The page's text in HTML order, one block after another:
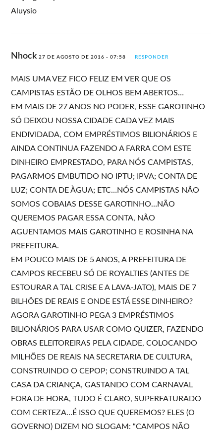
Aluysio
Nhock27 DE AGOSTO DE 2016 - 07:58 RESPONDER
MAIS UMA VEZ FICO FELIZ EM VER QUE OS
CAMPISTAS ESTÃO DE OLHOS BEM ABERTOS…
EM MAIS DE 27 ANOS NO PODER, ESSE GAROTINHO
SÓ DEIXOU NOSSA CIDADE CADA VEZ MAIS
ENDIVIDADA, COM EMPRÉSTIMOS BILIONÁRIOS E
AINDA CONTINUA FAZENDO A FARRA COM ESTE
DINHEIRO EMPRESTADO, PARA NÓS CAMPISTAS,
PAGARMOS EMBUTIDO NO IPTU; IPVA; CONTA DE
LUZ; CONTA DE ÀGUA; ETC…NÓS CAMPISTAS NÃO
SOMOS COBAIAS DESSE GAROTINHO…NÃO
QUEREMOS PAGAR ESSA CONTA, NÃO
AGUENTAMOS MAIS GAROTINHO E ROSINHA NA
PREFEITURA.
EM POUCO MAIS DE 5 ANOS, A PREFEITURA DE
CAMPOS RECEBEU SÓ DE ROYALTIES (ANTES DE
ESTOURAR A TAL CRISE E A LAVA-JATO), MAIS DE 7
BILHÕES DE REAIS E ONDE ESTÁ ESSE DINHEIRO?
AGORA GAROTINHO PEGA 3 EMPRÉSTIMOS
BILIONÁRIOS PARA USAR COMO QUIZER, FAZENDO
OBRAS ELEITOREIRAS PELA CIDADE, COLOCANDO
MILHÕES DE REAIS NA SECRETARIA DE CULTURA,
CONSTRUINDO O CEPOP; CONSTRUINDO A TAL
CASA DA CRIANÇA, GASTANDO COM CARNAVAL
FORA DE HORA, TUDO É CLARO, SUPERFATURADO
COM CERTEZA…É ISSO QUE QUEREMOS? ELES (O
GOVERNO) DIZEM NO SLOGAM: “CAMPOS NÃO